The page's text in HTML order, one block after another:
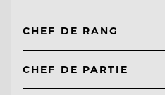
CHEF DE RANG
CHEF DE PARTIE